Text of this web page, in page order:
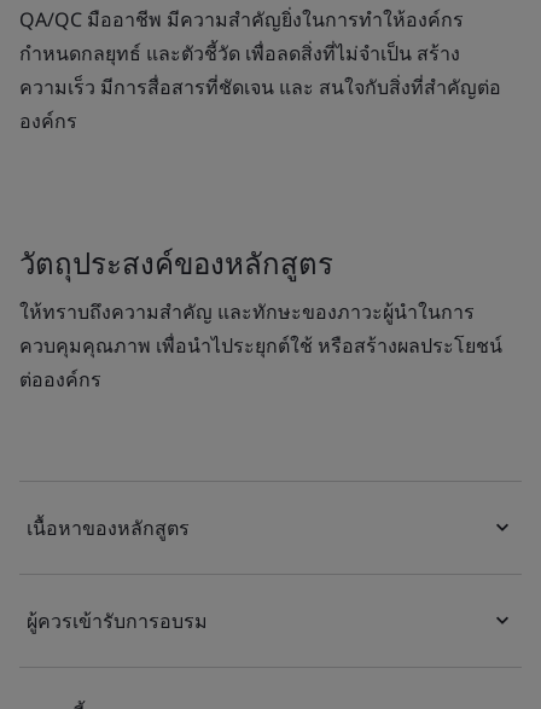
QA/QC มืออาชีพ มีความสำคัญยิ่งในการทำให้องค์กร
กำหนดกลยุทธ์ และตัวชี้วัด เพื่อลดสิ่งที่ไม่จำเป็น สร้าง
ความเร็ว มีการสื่อสารที่ชัดเจน และ สนใจกับสิ่งที่สำคัญต่อ
องค์กร
วัตถุประสงค์ของหลักสูตร
ให้ทราบถึงความสำคัญ และทักษะของภาวะผู้นำในการ
ควบคุมคุณภาพ เพื่อนำไประยุกต์ใช้ หรือสร้างผลประโยชน์
ต่อองค์กร
เนื้อหาของหลักสูตร
ผู้ควรเข้ารับการอบรม